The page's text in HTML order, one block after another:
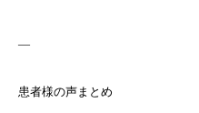
—
患者様の声まとめ